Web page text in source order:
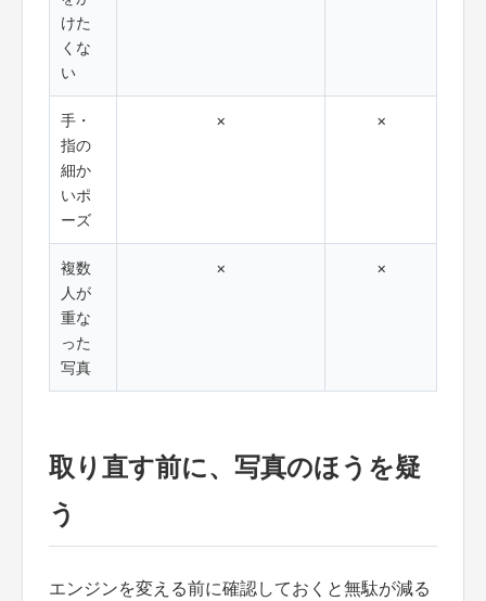
けた
くな
い
手・
指の
細か
いポ
ーズ
× ×
複数
人が
重な
った
写真
× ×
取り直す前に、写真のほうを疑
う
エンジンを変える前に確認しておくと無駄が減る